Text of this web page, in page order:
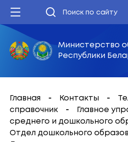
Министерство
Республики
Главная Контакты
справочник
Главное
среднего и дошкольного
Отдел дошкольного